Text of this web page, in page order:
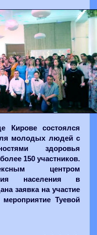
Кирове состоялся
молодых людей с
здоровья
150 участников.
центром
населения в
заявка на участие
Туевой